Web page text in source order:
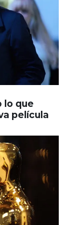
lo que
película